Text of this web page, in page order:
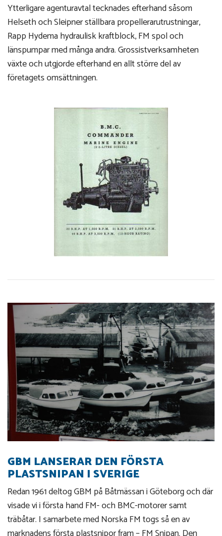
Ytterligare agenturavtal tecknades efterhand såsom
Helseth och Sleipner ställbara propellerarutrustningar,
Rapp Hydema hydraulisk kraftblock, FM spol och
länspumpar med många andra. Grossistverksamheten
växte och utgjorde efterhand en allt större del av
företagets omsättningen.
GBM LANSERAR DEN FÖRSTA
PLASTSNIPAN I SVERIGE
Redan 1961 deltog GBM på Båtmässan i Göteborg och där
visade vi i första hand FM- och BMC-motorer samt
träbåtar. I samarbete med Norska FM togs så en av